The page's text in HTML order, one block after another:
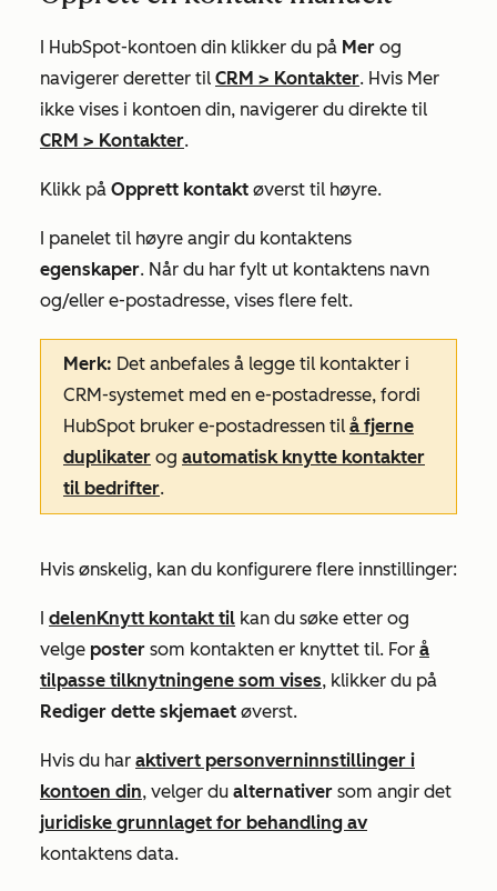
I HubSpot-kontoen din klikker du på Mer og
navigerer deretter til CRM > Kontakter. Hvis Mer
ikke vises i kontoen din, navigerer du direkte til
CRM > Kontakter.
Klikk på Opprett kontakt øverst til høyre.
I panelet til høyre angir du kontaktens
egenskaper. Når du har fylt ut kontaktens navn
og/eller e-postadresse, vises flere felt.
Merk: Det anbefales å legge til kontakter i
CRM-systemet med en e-postadresse, fordi
HubSpot bruker e-postadressen til å fjerne
duplikater og automatisk knytte kontakter
til bedrifter.
Hvis ønskelig, kan du konfigurere flere innstillinger:
delen Knytt kontakt til kan du søke etter og
velge poster som kontakten er knyttet til. For å
tilpasse tilknytningene som vises, klikker du på
Rediger dette skjemaet øverst.
Hvis du har aktivert personverninnstillinger i
kontoen din, velger du alternativer som angir det
juridiske grunnlaget for behandling av
kontaktens data.